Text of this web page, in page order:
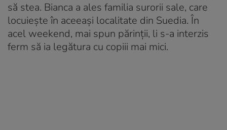
să stea. Bianca a ales familia surorii sale, care
locuiește în aceeași localitate din Suedia. În
acel weekend, mai spun părinții, li s-a interzis
ferm să ia legătura cu copiii mai mici.